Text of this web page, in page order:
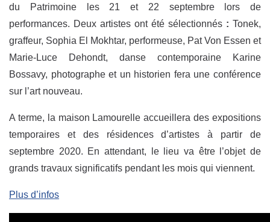
du Patrimoine les 21 et 22 septembre lors de
performances. Deux artistes ont été sélectionnés : Tonek,
graffeur, Sophia El Mokhtar, performeuse, Pat Von Essen et
Marie-Luce Dehondt, danse contemporaine Karine
Bossavy, photographe et un historien fera une conférence
sur l’art nouveau.
A terme, la maison Lamourelle accueillera des expositions
temporaires et des résidences d’artistes à partir de
septembre 2020. En attendant, le lieu va être l’objet de
grands travaux significatifs pendant les mois qui viennent.
Plus d’infos